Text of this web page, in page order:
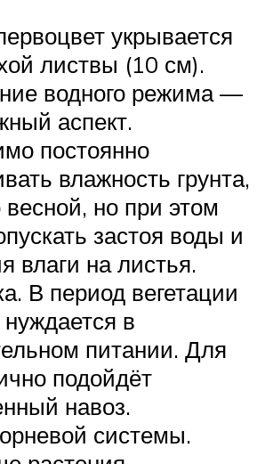
укрывается
листвы (10 см).
водного режима —
аспект.
постоянно
влажность грунта,
но при этом
застоя воды и
влаги на листья.
В период вегетации
в
питании. Для
подойдёт
навоз.
системы.